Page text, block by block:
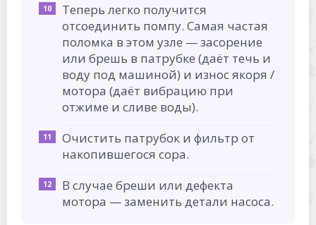
Теперь легко получится
отсоединить помпу. Самая частая
поломка в этом узле — засорение
или брешь в патрубке (даёт течь и
воду под машиной) и износ якоря /
мотора (даёт вибрацию при
отжиме и сливе воды).
Очистить патрубок и фильтр от
накопившегося сора.
В случае бреши или дефекта
мотора — заменить детали насоса.